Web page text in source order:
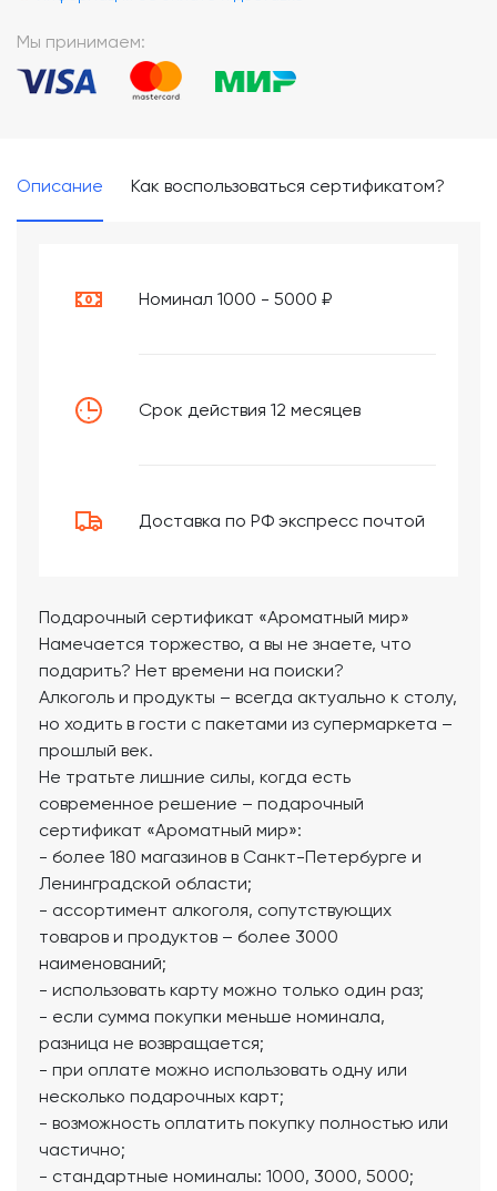
Мы принимаем:
Описание Как воспользоваться сертификатом?
Номинал 1000 - 5000 ₽
Срок действия 12 месяцев
Доставка по РФ экспресс почтой
Подарочный сертификат «Ароматный мир»
Намечается торжество, а вы не знаете, что
подарить? Нет времени на поиски?
Алкоголь и продукты – всегда актуально к столу,
но ходить в гости с пакетами из супермаркета –
прошлый век.
Не тратьте лишние силы, когда есть
современное решение – подарочный
сертификат «Ароматный мир»:
- более 180 магазинов в Санкт-Петербурге и
Ленинградской области;
- ассортимент алкоголя, сопутствующих
товаров и продуктов – более 3000
наименований;
- использовать карту можно только один раз;
- если сумма покупки меньше номинала,
разница не возвращается;
- при оплате можно использовать одну или
несколько подарочных карт;
- возможность оплатить покупку полностью или
частично;
- стандартные номиналы: 1000, 3000, 5000;